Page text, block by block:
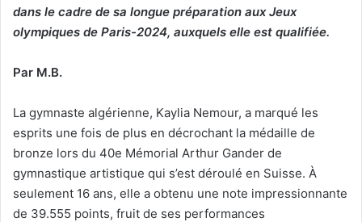
dans le cadre de sa longue préparation aux Jeux
olympiques de Paris-2024, auxquels elle est qualifiée.
Par M.B.
La gymnaste algérienne, Kaylia Nemour, a marqué les
esprits une fois de plus en décrochant la médaille de
bronze lors du 40e Mémorial Arthur Gander de
gymnastique artistique qui s’est déroulé en Suisse. À
seulement 16 ans, elle a obtenu une note impressionnante
de 39.555 points, fruit de ses performances